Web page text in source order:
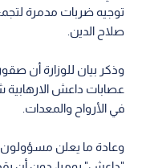
توجيه ضربات مدمرة
صلاح الدين.
وذكر بيان للوزارة أن
عصابات داعش
في الأرواح والمعدات.
وعادة ما يعلن